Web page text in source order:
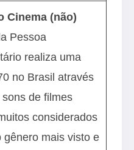
Cinema (não)
Pessoa
realiza uma
no Brasil através
de filmes
considerados
gênero mais visto e